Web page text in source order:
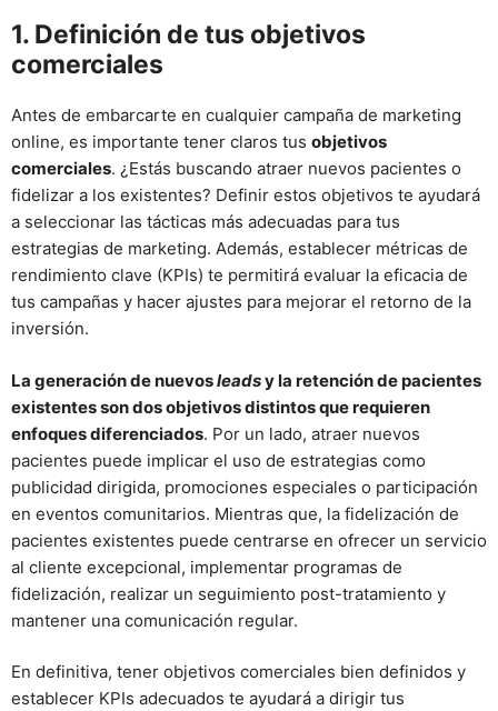
1. Definición de tus objetivos
comerciales
Antes de embarcarte en cualquier campaña de marketing
online, es importante tener claros tus objetivos
comerciales. ¿Estás buscando atraer nuevos pacientes o
fidelizar a los existentes? Definir estos objetivos te ayudará
a seleccionar las tácticas más adecuadas para tus
estrategias de marketing. Además, establecer métricas de
rendimiento clave (KPIs) te permitirá evaluar la eficacia de
tus campañas y hacer ajustes para mejorar el retorno de la
inversión.
La generación de nuevosleadsy la retención de pacientes
existentes son dos objetivos distintos que requieren
enfoques diferenciados. Por un lado, atraer nuevos
pacientes puede implicar el uso de estrategias como
publicidad dirigida, promociones especiales o participación
en eventos comunitarios. Mientras que, la fidelización de
pacientes existentes puede centrarse en ofrecer un servicio
al cliente excepcional, implementar programas de
fidelización, realizar un seguimiento post-tratamiento y
mantener una comunicación regular.
En definitiva, tener objetivos comerciales bien definidos y
establecer KPIs adecuados te ayudará a dirigir tus